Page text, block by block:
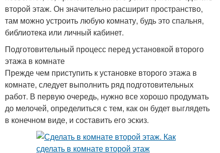
второй этаж. Он значительно расширит пространство,
там можно устроить любую комнату, будь это спальня,
библиотека или личный кабинет.
Подготовительный процесс перед установкой второго
этажа в комнате
Прежде чем приступить к установке второго этажа в
комнате, следует выполнить ряд подготовительных
работ. В первую очередь, нужно все хорошо продумать
до мелочей, определиться с тем, как он будет выглядеть
в конечном виде, и составить его эскиз.